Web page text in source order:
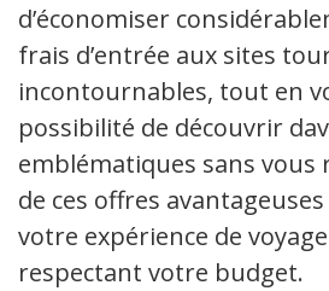
d’économiser
frais d’entrée aux sites
incontournables, tout en
possibilité de découvrir
emblématiques sans vous
de ces offres
votre expérience de
respectant votre budget.